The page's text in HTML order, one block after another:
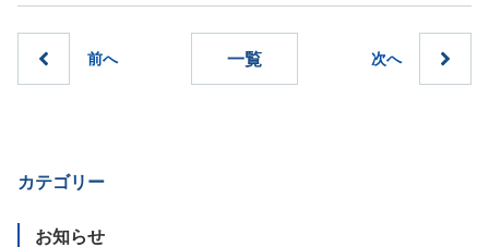
一覧
カテゴリー
お知らせ